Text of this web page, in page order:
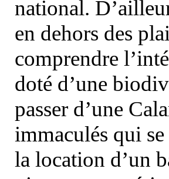
national.
en dehors des
comprendre
doté d’une
passer d’une
immaculés qui
la location d’un